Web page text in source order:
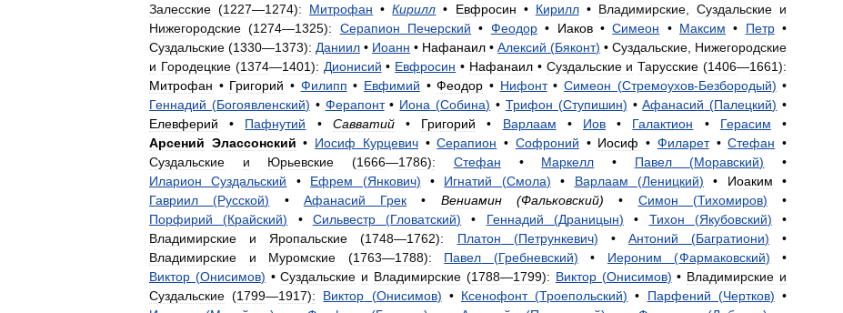
Залесские (1227—1274): Митрофан • Кирилл • Евфросин • Кирилл• Владимирские,Суздальские и
Нижегородские (1274—1325): Серапион Печерский • Феодор• Иаков• Симеон • Максим • Петр•
Суздальские (1330—1373): Даниил • Иоанн • Нафанаил • Алексий (Бяконт) • Суздальские Нижегородские
и Городецкие(1374—1401): Дионисий • Евфросин • Нафанаил• Суздальские и Тарусские (1406—1661):
Митрофан • Григорий • Филипп • Евфимий • Феодор • Нифонт• Симеон (Стремоухов-Безбородый) •
Геннадий (Богоявленский) • Ферапонт• Иона (Собина) • Трифон (Ступишин) • Афанасий (Палецкий) •
Елевферий • Пафнутий • Савватий• Григорий • Варлаам • Иов • Галактион • Герасим •
Арсений Элассонский • Иосиф Курцевич• Серапион • Софроний • Иосиф • Филарет• Стефан •
Суздальские
и Юрьевские (1666—1786): Стефан • Маркелл • Павел(Моравский) •
Иларион
Суздальский • Ефрем (Янкович) • Игнатий (Смола) • Варлаам (Леницкий) • Иоаким •
Гавриил (Русской) • Афанасий Грек • Вениамин(Фальковский) • Симон (Тихомиров) •
Порфирий (Крайский) • Сильвестр(Гловатский) • Геннадий (Драницын) • Тихон (Якубовский) •
Владимирские
и Яропальские (1748—1762): Платон (Петрункевич) • Антоний (Багратиони) •
Владимирские
и Муромские (1763—1788): Павел (Гребневский) • Иероним (Фармаковский) •
Виктор (Онисимов) • Суздальские и Владимирские (1788—1799): Виктор(Онисимов) • Владимирские и
Суздальские (1799—1917): Виктор (Онисимов) • Ксенофонт(Троепольский) • Парфений (Чертков) •